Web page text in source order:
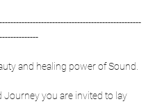
and healing power of Sound.
Journey you are invited to lay